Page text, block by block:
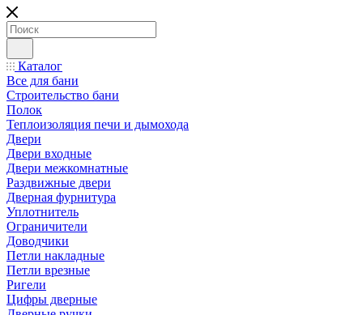
Каталог
Все для бани
Строительство бани
Полок
Теплоизоляция печи и дымохода
Двери
Двери входные
Двери межкомнатные
Раздвижные двери
Дверная фурнитура
Уплотнитель
Ограничители
Доводчики
Петли накладные
Петли врезные
Ригели
Цифры дверные